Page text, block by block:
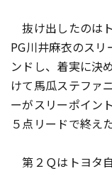
抜け出したのは
PG川井麻衣のス
ンドし、着実に決
けて馬瓜ステファ
ーがスリーポイン
５点リードで終えた
第２Ｑはトヨタ